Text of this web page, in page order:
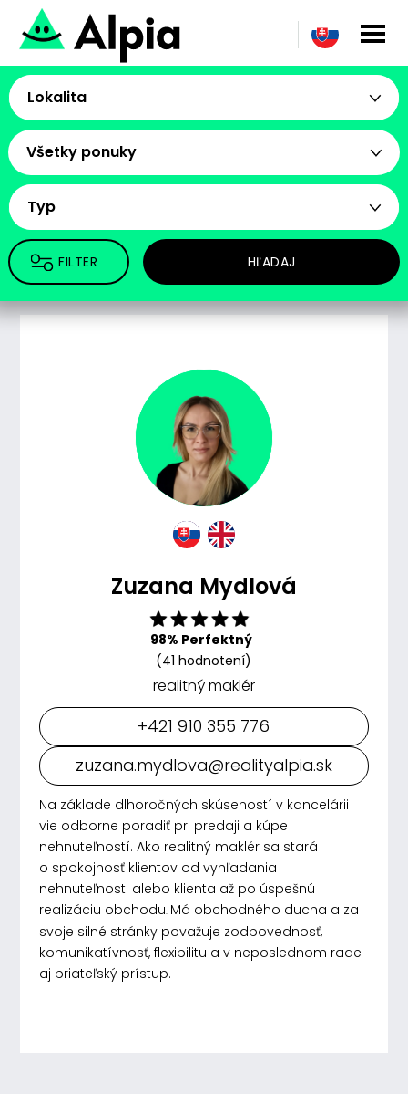
Lokalita
Všetky ponuky
Typ
FILTER HĽADAJ
Zuzana Mydlová
98% Perfektný
(41 hodnotení)
realitný maklér
+421 910 355 776
zuzana.mydlova@realityalpia.sk
Na základe dlhoročných skúseností v kancelárii
vie odborne poradiť pri predaji a kúpe
nehnuteľností. Ako realitný maklér sa stará
o spokojnosť klientov od vyhľadania
nehnuteľnosti alebo klienta až po úspešnú
realizáciu obchodu. Má obchodného ducha a za
svoje silné stránky považuje zodpovednosť,
komunikatívnosť, flexibilitu a v neposlednom rade
aj priateľský prístup.